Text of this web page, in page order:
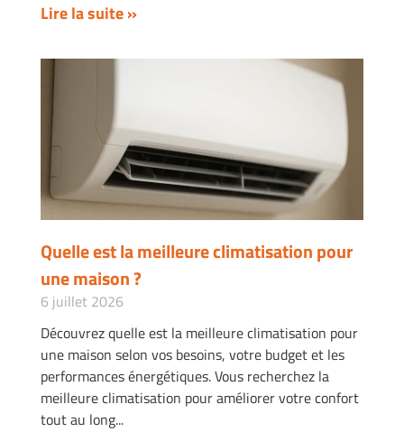
Lire la suite »
Quelle est la meilleure climatisation pour
une maison ?
6 juillet 2026
Découvrez quelle est la meilleure climatisation pour
une maison selon vos besoins, votre budget et les
performances énergétiques. Vous recherchez la
meilleure climatisation pour améliorer votre confort
tout au long